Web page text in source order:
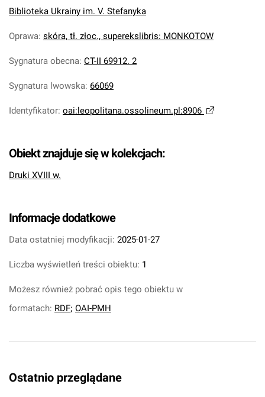
Biblioteka Ukrainy im. V. Stefanyka
Oprawa: skóra, tł. złoc., superekslibris: MONKOTOW
Sygnatura obecna: CT-II 69912. 2
Sygnatura lwowska: 66069
Identyfikator: oai:leopolitana.ossolineum.pl:8906
Obiekt znajduje się w kolekcjach:
Druki XVIII w.
Informacje dodatkowe
Data ostatniej modyfikacji: 2025-01-27
Liczba wyświetleń treści obiektu: 1
Możesz również pobrać opis tego obiektu w
formatach: RDF; OAI-PMH
Ostatnio przeglądane